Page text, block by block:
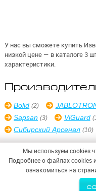
У нас вы сможете купить
низкой цене — в каталоге 3
характеристики.
Bolid (2)
Sapsan (3) ViGuard
Сибирский Арсенал (10)
ООО
Мы используем cookies
Подробнее о файлах cookies
ознакомиться на